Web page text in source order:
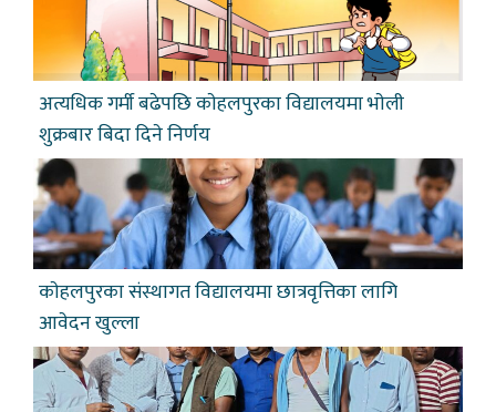
अत्यधिक गर्मी बढेपछि काेहलपुरका विद्यालयमा भाेली
शुक्रबार बिदा दिने निर्णय
काेहलपुरका संस्थागत विद्यालयमा छात्रवृत्तिका लागि
आवेदन खुल्ला